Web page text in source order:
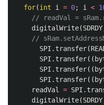
for(int i = 0; i <
// readVal =
digitalWrite(SDRDY
//
SPI . transfer(
SPI . transfer((
SPI . transfer((
SPI . transfer((
readVal
= SPI .
digitalWrite(SDRDY